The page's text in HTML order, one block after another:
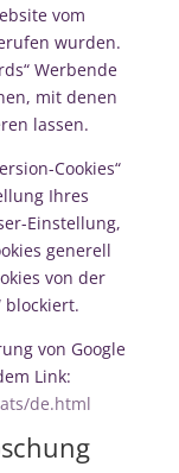
vom
wurden.
Werbende
mit denen
lassen.
Cookies“
Ihres
Einstellung,
generell
von der
blockiert.
von Google
Link:
de.html